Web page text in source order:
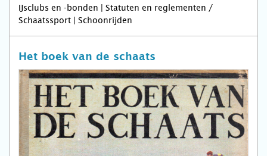
IJsclubs en -bonden | Statuten en reglementen /
Schaatssport | Schoonrijden
Het boek van de schaats